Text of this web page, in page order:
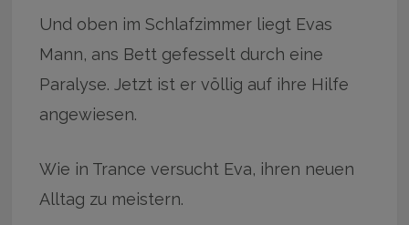
Und oben im Schlafzimmer liegt Evas
Mann, ans Bett gefesselt durch eine
Paralyse. Jetzt ist er völlig auf ihre Hilfe
angewiesen.
Wie in Trance versucht Eva, ihren neuen
Alltag zu meistern.